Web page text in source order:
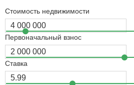
Стоимость недвижимости
Первоначальный взнос
Ставка